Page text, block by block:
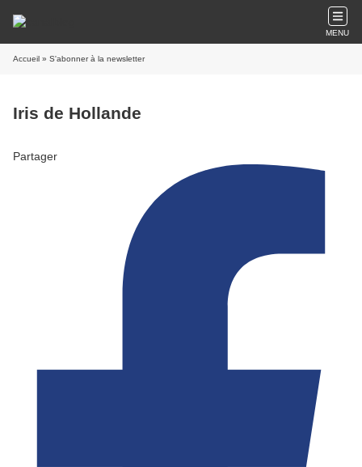
MENU
Accueil » S'abonner à la newsletter
Iris de Hollande
Partager